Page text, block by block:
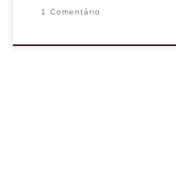
1 Comentário